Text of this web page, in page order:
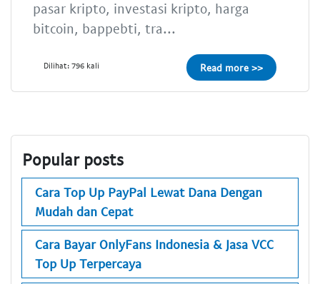
pasar kripto, investasi kripto, harga
bitcoin, bappebti, tra...
Dilihat: 796 kali Read more >>
Popular posts
Cara Top Up PayPal Lewat Dana Dengan
Mudah dan Cepat
Cara Bayar OnlyFans Indonesia & Jasa VCC
Top Up Terpercaya